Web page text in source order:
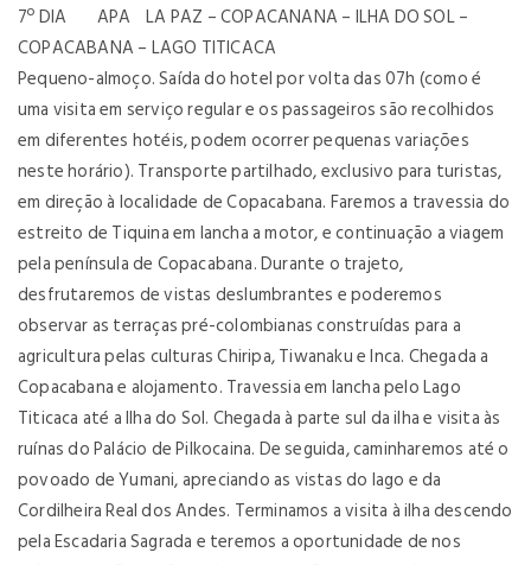
7º DIA APA LA PAZ – COPACANANA – ILHA DO SOL –
COPACABANA – LAGO TITICACA
Pequeno-almoço. Saída do hotel por volta das 07h (como é
uma visita em serviço regular e os passageiros são recolhidos
em diferentes hotéis, podem ocorrer pequenas variações
neste horário). Transporte partilhado, exclusivo para turistas,
em direção à localidade de Copacabana. Faremos a travessia do
estreito de Tiquina em lancha a motor, e continuação a viagem
pela península de Copacabana. Durante o trajeto,
desfrutaremos de vistas deslumbrantes e poderemos
observar as terraças pré-colombianas construídas para a
agricultura pelas culturas Chiripa, Tiwanaku e Inca. Chegada a
Copacabana e alojamento. Travessia em lancha pelo Lago
Titicaca até a Ilha do Sol. Chegada à parte sul da ilha e visita às
ruínas do Palácio de Pilkocaina. De seguida, caminharemos até o
povoado de Yumani, apreciando as vistas do lago e da
Cordilheira Real dos Andes. Terminamos a visita à ilha descendo
pela Escadaria Sagrada e teremos a oportunidade de nos